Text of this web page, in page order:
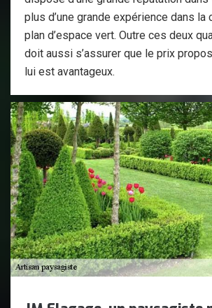
plus d’une grande expérience dans la
plan d’espace vert. Outre ces deux
doit aussi s’assurer que le prix
lui est avantageux.